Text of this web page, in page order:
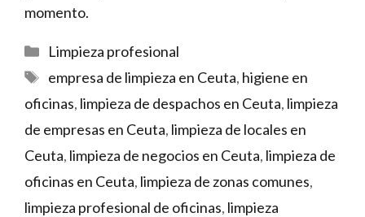
momento.
Categorías
Limpieza profesional
Etiquetas
empresa de limpieza en Ceuta, higiene en
oficinas, limpieza de despachos en Ceuta, limpieza
de empresas en Ceuta, limpieza de locales en
Ceuta, limpieza de negocios en Ceuta, limpieza de
oficinas en Ceuta, limpieza de zonas comunes,
limpieza profesional de oficinas, limpieza